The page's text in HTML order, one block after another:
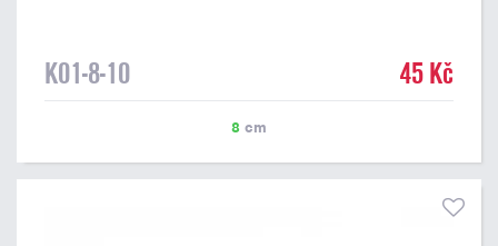
K01-8-10 45 Kč
8 cm